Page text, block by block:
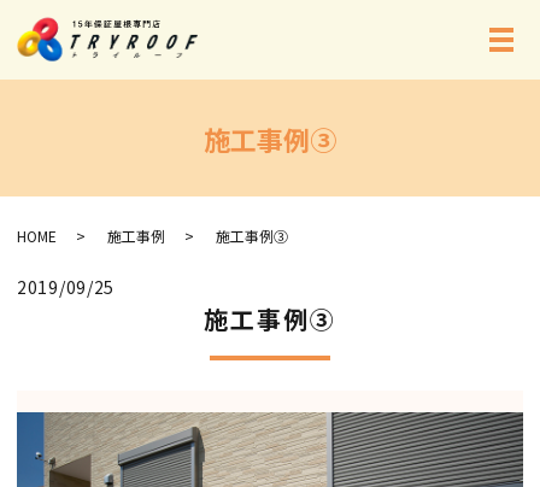
メ
施工事例③
HOME 施工事例 施工事例③
2019/09/25
施工事例③